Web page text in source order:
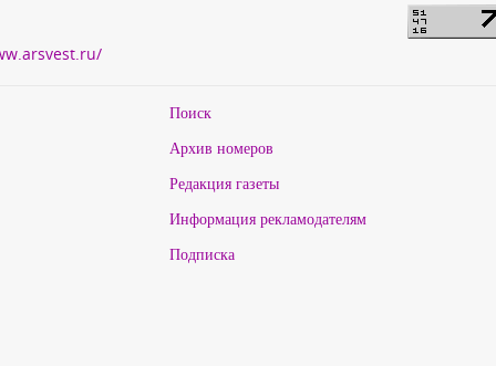
Поиск
Архив номеров
Редакция газеты
Информация рекламодателям
Подписка